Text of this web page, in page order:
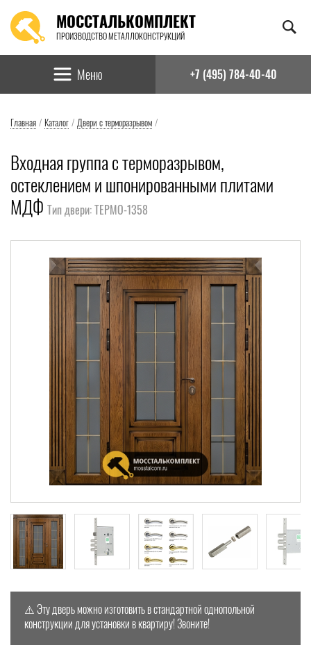
МОССТАЛЬКОМПЛЕКТ
ПРОИЗВОДСТВО МЕТАЛЛОКОНСТРУКЦИЙ
Найти:
Меню +7 (495) 784-40-40
Главная / Каталог / Двери с терморазрывом /
Входная группа с терморазрывом,
остеклением и шпонированными плитами
МДФ Тип двери: ТЕРМО-1358
⚠️ Эту дверь можно изготовить в стандартной однопольной
конструкции для установки в квартиру! Звоните!